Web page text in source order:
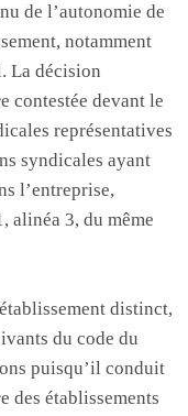
de l’autonomie de
notamment
La décision
contestée devant le
représentatives
syndicales ayant
l’entreprise,
alinéa 3, du même
distinct,
du code du
puisqu’il conduit
des établissements